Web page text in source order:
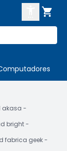

akasa
bright
fabrica geek